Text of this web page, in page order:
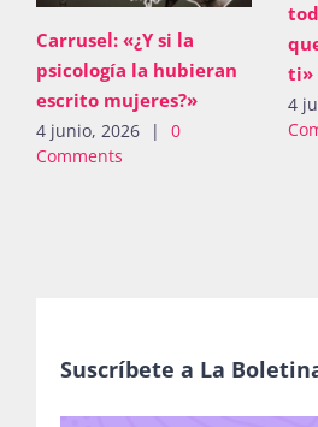
Carrusel: «¿Y si la
psicología la hubieran
escrito mujeres?»
4 junio, 2026 |
0
Comments
ti»
4
Suscríbete a La